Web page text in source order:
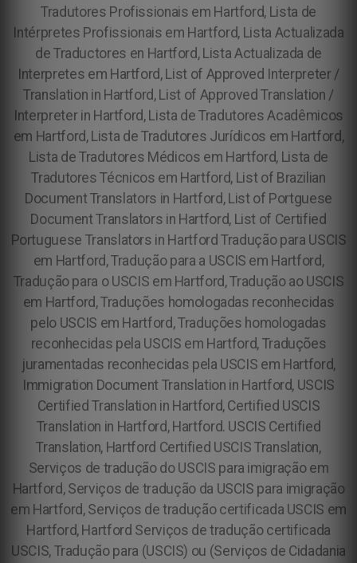
Tradutores Profissionais em Hartford, Lista de
Intérpretes Profissionais em Hartford, Lista Actualizada
de Traductores en Hartford, Lista Actualizada de
Interpretes em Hartford, List of Approved Interpreter /
Translation in Hartford, List of Approved Translation /
Interpreter in Hartford, Lista de Tradutores Acadêmicos
em Hartford, Lista de Tradutores Jurídicos em Hartford,
Lista de Tradutores Médicos em Hartford, Lista de
Tradutores Técnicos em Hartford, List of Brazilian
Document Translators in Hartford, List of Portguese
Document Translators in Hartford, List of Certified
Portuguese Translators in Hartford Tradução para USCIS
em Hartford, Tradução para a USCIS em Hartford,
Tradução para o USCIS em Hartford, Tradução ao USCIS
em Hartford,Traduções homologadas reconhecidas
pelo USCIS em Hartford, Traduções homologadas
reconhecidas pela USCIS em Hartford, Traduções
juramentadas reconhecidas pela USCIS em Hartford,
Immigration Document Translation in Hartford, USCIS
Certified Translation in Hartford, Certified USCIS
Translation in Hartford, Hartford. USCIS Certified
Translation, Hartford Certified USCIS Translation,
Serviços de tradução do USCIS para imigração em
Hartford, Serviços de tradução da USCIS para imigração
em Hartford, Serviços de tradução certificada USCIS em
Hartford, Hartford Serviços de tradução certificada
USCIS, Tradução para (USCIS) ou (Serviços de Cidadania